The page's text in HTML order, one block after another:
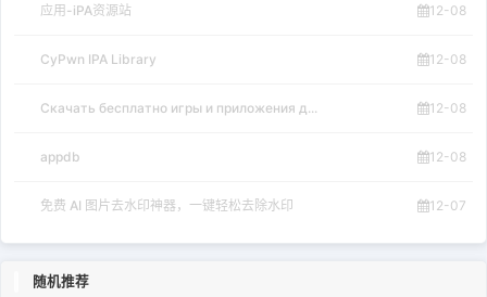
应用-iPA资源站 12-08
CyPwn IPA Library 12-08
Скачать бесплатно игры и приложения д... 12-08
appdb 12-08
免费 AI 图片去水印神器，一键轻松去除水印 12-07
随机推荐